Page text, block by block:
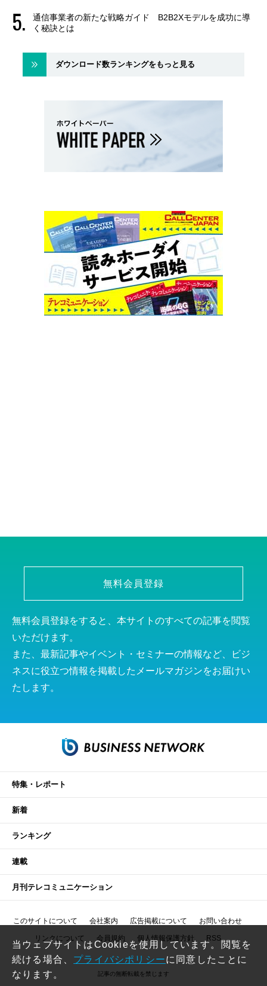
通信事業者の新たな戦略ガイド B2B2Xモデルを成功に導
く秘訣とは
ダウンロード数ランキングをもっと見る
無料会員登録
無料会員登録をすると、本サイトのすべての記事を閲覧
いただけます。
また、最新記事やイベント・セミナーの情報など、ビジ
ネスに役立つ情報を掲載したメールマガジンをお届けい
たします。
特集・レポート
新着
ランキング
連載
月刊テレコミュニケーション
このサイトについて 会社案内 広告掲載について お問い合わせ
リンクについて 会員規約 個人情報保護方針 RSS
記事の無断転載を禁じます
当ウェブサイトはCookieを使用しています。閲覧を
続ける場合、 プライバシポリシーに同意したことに
なります。